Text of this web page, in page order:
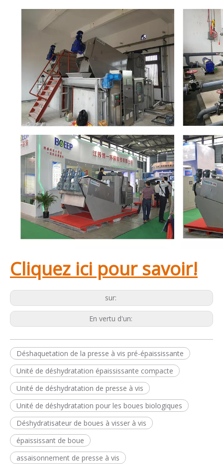
Cliquez ici pour savoir!
sur:
En vertu d'un:
Déshaquetation de la presse à vis pré-épaississante
Unité de déshydratation épaississante compacte
Unité de déshydratation de presse à vis
Unité de déshydratation pour les boues biologiques
Déshydratisateur de boues à visser à vis
épaississant de boue
assaisonnement de presse à vis